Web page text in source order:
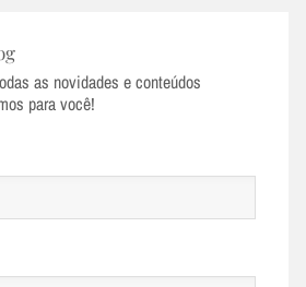
as novidades e conteúdos
para você!